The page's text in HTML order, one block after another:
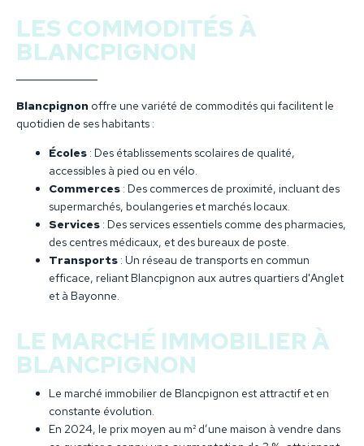
LES COMMODITÉS À
BLANCPIGNON
Blancpignon offre une variété de commodités qui facilitent le
quotidien de ses habitants :
Écoles : Des établissements scolaires de qualité,
accessibles à pied ou en vélo.
Commerces : Des commerces de proximité, incluant des
supermarchés, boulangeries et marchés locaux.
Services : Des services essentiels comme des pharmacies,
des centres médicaux, et des bureaux de poste.
Transports : Un réseau de transports en commun
efficace, reliant Blancpignon aux autres quartiers d'Anglet
et à Bayonne.
LE MARCHÉ IMMOBILIER À
BLANCPIGNON
Le marché immobilier de Blancpignon est attractif et en
constante évolution.
En 2024, le prix moyen au m² d’une maison à vendre dans